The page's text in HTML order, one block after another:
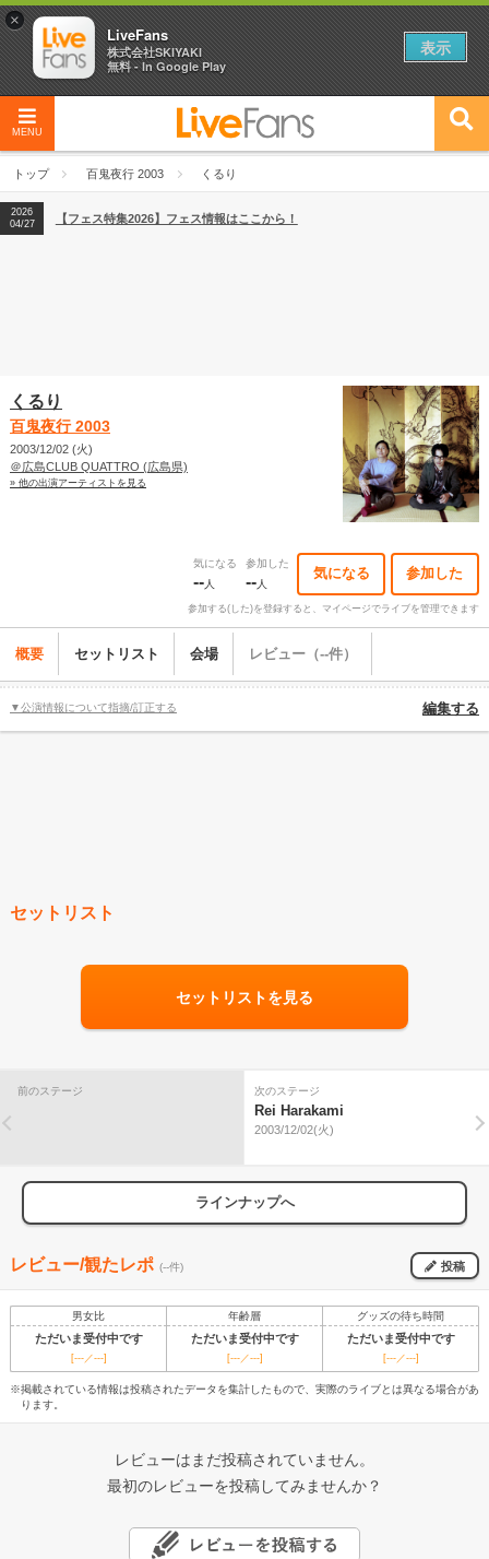
MENU
トップ 百鬼夜行 2003 くるり
2026
04/27
2026
【ライブ動員ランキング】2026年上半期編発表！
2026
04/27
【フェス特集2026】フェス情報はここから！
くるり
百鬼夜行 2003
2003/12/02 (火)
＠広島CLUB QUATTRO (広島県)
» 他の出演アーティストを見る
気になる
--人
参加した
--人
気になる 参加した
参加する(した)を登録すると、マイページでライブを管理できます
概要 セットリスト 会場 レビュー（--件）
▼公演情報について指摘/訂正する 編集する
セットリスト
セットリストを見る
前のステージ 次のステージ
Rei Harakami
2003/12/02(火)
ラインナップへ
レビュー/観たレポ (--件) 投稿
男女比 年齢層 グッズの待ち時間
ただいま受付中です ただいま受付中です ただいま受付中です
[---／---] [---／---] [---／---]
※掲載されている情報は投稿されたデータを集計したもので、実際のライブとは異なる場合があ
ります。
レビューはまだ投稿されていません。
最初のレビューを投稿してみませんか？
×
LiveFans
株式会社SKIYAKI
無料 - In Google Play
表示